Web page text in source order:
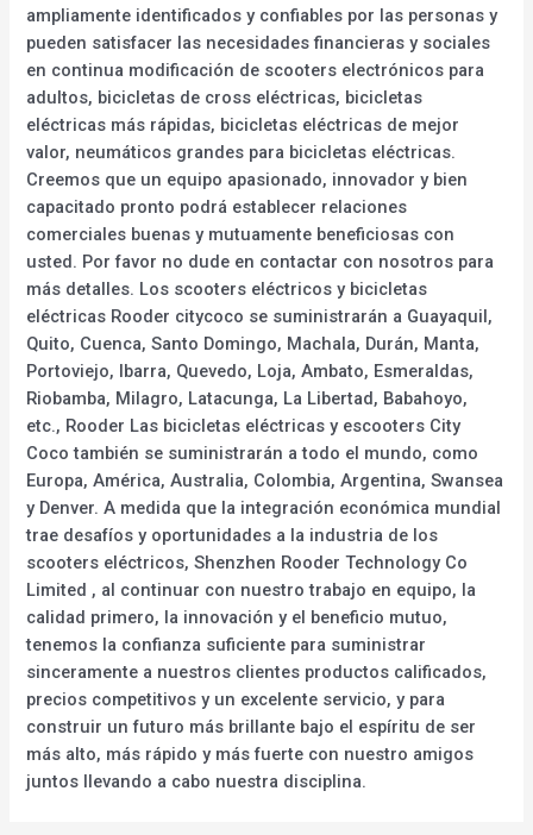
ampliamente identificados y confiables por las personas y
pueden satisfacer las necesidades financieras y sociales
en continua modificación de scooters electrónicos para
adultos, bicicletas de cross eléctricas, bicicletas
eléctricas más rápidas, bicicletas eléctricas de mejor
valor, neumáticos grandes para bicicletas eléctricas.
Creemos que un equipo apasionado, innovador y bien
capacitado pronto podrá establecer relaciones
comerciales buenas y mutuamente beneficiosas con
usted. Por favor no dude en contactar con nosotros para
más detalles. Los scooters eléctricos y bicicletas
eléctricas Rooder citycoco se suministrarán a Guayaquil,
Quito, Cuenca, Santo Domingo, Machala, Durán, Manta,
Portoviejo, Ibarra, Quevedo, Loja, Ambato, Esmeraldas,
Riobamba, Milagro, Latacunga, La Libertad, Babahoyo,
etc., Rooder Las bicicletas eléctricas y escooters City
Coco también se suministrarán a todo el mundo, como
Europa, América, Australia, Colombia, Argentina, Swansea
y Denver. A medida que la integración económica mundial
trae desafíos y oportunidades a la industria de los
scooters eléctricos, Shenzhen Rooder Technology Co
Limited , al continuar con nuestro trabajo en equipo, la
calidad primero, la innovación y el beneficio mutuo,
tenemos la confianza suficiente para suministrar
sinceramente a nuestros clientes productos calificados,
precios competitivos y un excelente servicio, y para
construir un futuro más brillante bajo el espíritu de ser
más alto, más rápido y más fuerte con nuestro amigos
juntos llevando a cabo nuestra disciplina.